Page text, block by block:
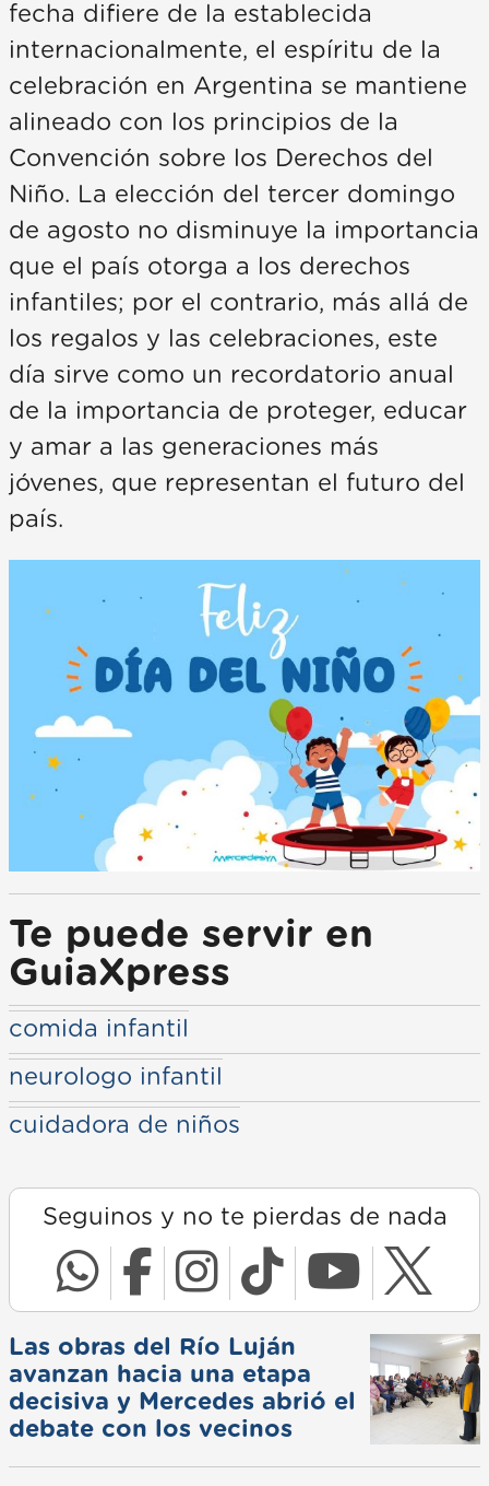
fecha difiere de la establecida
internacionalmente, el espíritu de la
celebración en Argentina se mantiene
alineado con los principios de la
Convención sobre los Derechos del
Niño. La elección del tercer domingo
de agosto no disminuye la importancia
que el país otorga a los derechos
infantiles; por el contrario, más allá de
los regalos y las celebraciones, este
día sirve como un recordatorio anual
de la importancia de proteger, educar
y amar a las generaciones más
jóvenes, que representan el futuro del
país.
Te puede servir en
GuiaXpress
comida infantil
neurologo infantil
cuidadora de niños
Seguinos y no te pierdas de nada
Las obras del Río Luján
avanzan hacia una etapa
decisiva y Mercedes abrió el
debate con los vecinos